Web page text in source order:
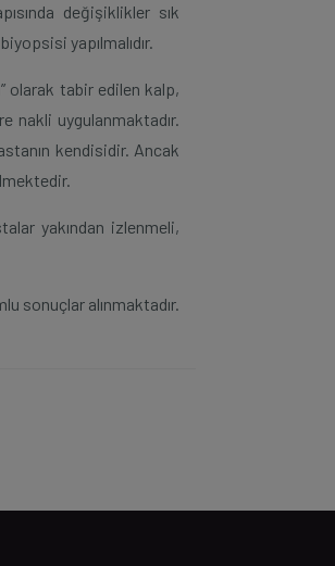
değişiklikler sık
yapılmalıdır.
olarak tabir edilen kalp,
nakli uygulanmaktadır.
kendisidir. Ancak
yakından izlenmeli,
sonuçlar alınmaktadır.